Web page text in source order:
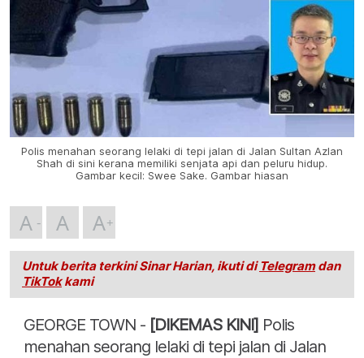
Polis menahan seorang lelaki di tepi jalan di Jalan Sultan Azlan
Shah di sini kerana memiliki senjata api dan peluru hidup.
Gambar kecil: Swee Sake. Gambar hiasan
A A A
Untuk berita terkini Sinar Harian, ikuti di Telegramdan
TikTokkami
GEORGE TOWN - [DIKEMAS KINI] Polis
menahan seorang lelaki di tepi jalan di Jalan